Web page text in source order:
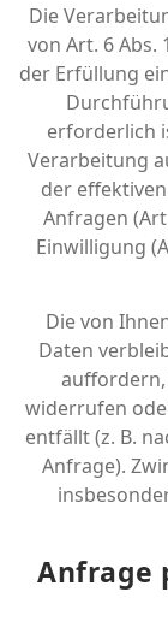
Die
von Art. 6 Abs.
der Erfüllung
erforderlich
Verarbeitung
der
Anfragen
Einwilligung
Die von
Daten
widerrufen
entfällt (z. B.
Anfrage).
Anfrage